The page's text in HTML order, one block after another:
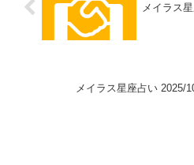
メイラス
メイラス星座占い 2025/